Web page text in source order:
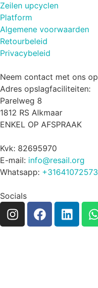
Zeilen upcyclen
Platform
Algemene voorwaarden
Retourbeleid
Privacybeleid
Neem contact met ons op
Adres opslagfaciliteiten:
Parelweg 8
1812 RS Alkmaar
ENKEL OP AFSPRAAK
Kvk: 82695970
E-mail: info@resail.org
Whatsapp: +31641072573
Socials